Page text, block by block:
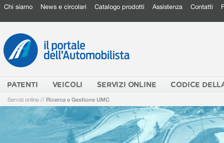
Chi siamo News e circolari Catalogo prodotti Assistenza Contatti
PATENTI VEICOLI SERVIZI ONLINE CODICE
Servizi online // Ricerca e Gestione UMC